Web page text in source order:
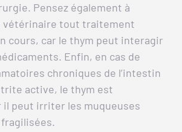
Pensez également à
vétérinaire tout traitement
cours, car le thym peut interagir
Enfin, en cas de
chroniques de l’intestin
active, le thym est
il peut irriter les muqueuses